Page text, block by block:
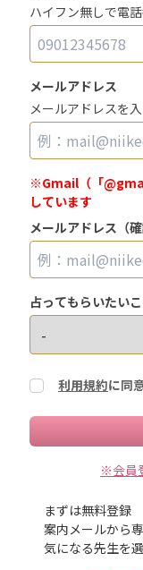
ハイフン無しで電
メールアドレス
メールアドレスを
※Gmail（「
しています
メールアドレス（確
占ってもらいたい
利用規約に同
※会員
まずは無料登録
案内メールから
気になる先生を